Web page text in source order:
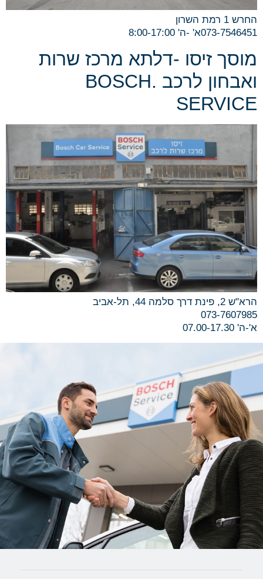
החרש 1 רמת השרון
073-7546451א' -ה' 8:00-17:00
מוסך זיסו -דלתא מרכז שרות
ואבחון לרכב .BOSCH
SERVICE
הרא"ש 2, פינת דרך סלמה 44, תל-אביב
073-7607985
א'-ה' 07.00-17.30